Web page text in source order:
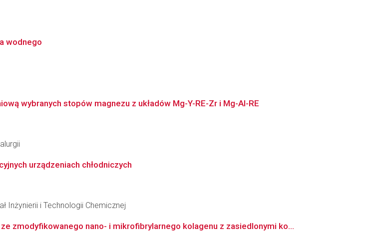
wodnego
wybranych stopów magnezu z układów Mg-Y-RE-Zr i Mg-Al-RE
urządzeniach chłodniczych
Inżynierii i Technologii Chemicznej
zmodyfikowanego nano- i mikrofibrylarnego kolagenu z zasiedlonymi ko...